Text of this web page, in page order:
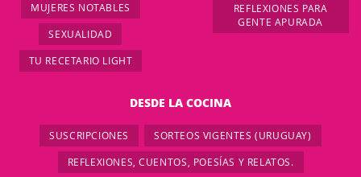
MUJERES NOTABLES
SEXUALIDAD
TU RECETARIO LIGHT
REFLEXIONES PARA
GENTE APURADA
DESDE LA COCINA
SUSCRIPCIONES SORTEOS VIGENTES (URUGUAY)
REFLEXIONES, CUENTOS, POESÍAS Y RELATOS.